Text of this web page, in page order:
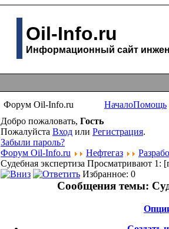
Oil-Info.ru
Информационный сайт
Форум Oil-Info.ru НачалоПомощь
Добро пожаловать, Гость
Пожалуйста Вход или Регистрация.
Забыли пароль?
Форум Oil-Info.ru
Нефтегаз
Судебная экспертиза Просматривают 1:
Избранное: 0
Сообщения темы: